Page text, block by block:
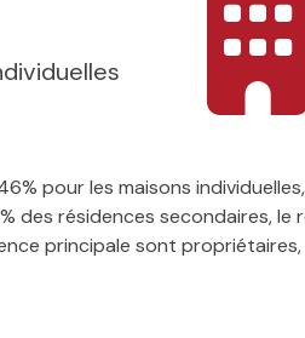
pour les maisons
des résidences secondaires,
principale sont